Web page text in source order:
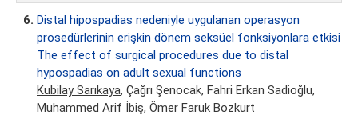
6. Distal hipospadias nedeniyle uygulanan operasyon
prosedürlerinin erişkin dönem seksüel fonksiyonlara etkisi
The effect of surgical procedures due to distal
hypospadias on adult sexual functions
Kubilay Sarıkaya, Çağrı Şenocak, Fahri Erkan Sadioğlu,
Muhammed Arif İbiş, Ömer Faruk Bozkurt